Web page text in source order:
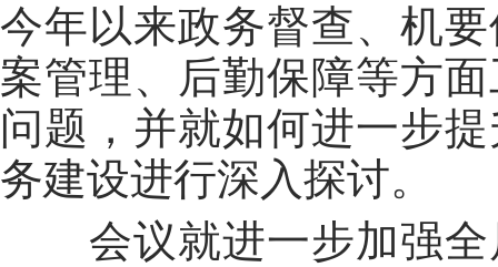
今年以来政务督查、机
案管理、后勤保障等方
问题，并就如何进一步
务建设进行深入探讨。
会议就进一步加强全